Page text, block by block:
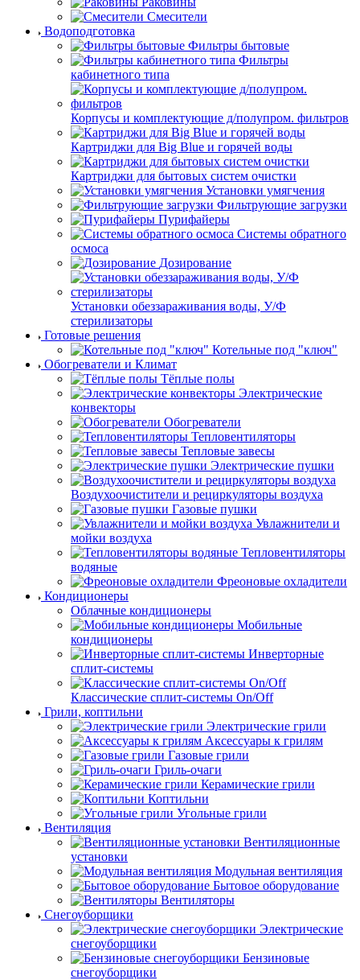
Смесители
Водоподготовка
Фильтры бытовые
Фильтры
кабинетного типа
Корпусы и комплектующие д/полупром. фильтров
Картриджи для Big Blue и горячей воды
Картриджи для бытовых систем очистки
Установки умягчения
Фильтрующие загрузки
Пурифайеры
Системы обратного
осмоса
Дозирование
Установки обеззараживания воды, У/Ф
стерилизаторы
Готовые решения
Котельные под "ключ"
Обогреватели и Климат
Тёплые полы
Электрические
конвекторы
Обогреватели
Тепловентиляторы
Тепловые завесы
Электрические пушки
Воздухоочистители и рециркуляторы воздуха
Газовые пушки
Увлажнители и
мойки воздуха
Тепловентиляторы
водяные
Фреоновые охладители
Кондиционеры
Облачные кондиционеры
Мобильные
кондиционеры
Инверторные
сплит-системы
Классические сплит-системы On/Off
Грили, коптильни
Электрические грили
Аксессуары к грилям
Газовые грили
Гриль-очаги
Керамические грили
Коптильни
Угольные грили
Вентиляция
Вентиляционные
установки
Модульная вентиляция
Бытовое оборудование
Вентиляторы
Снегоуборщики
Электрические
снегоуборщики
Бензиновые
снегоуборщики